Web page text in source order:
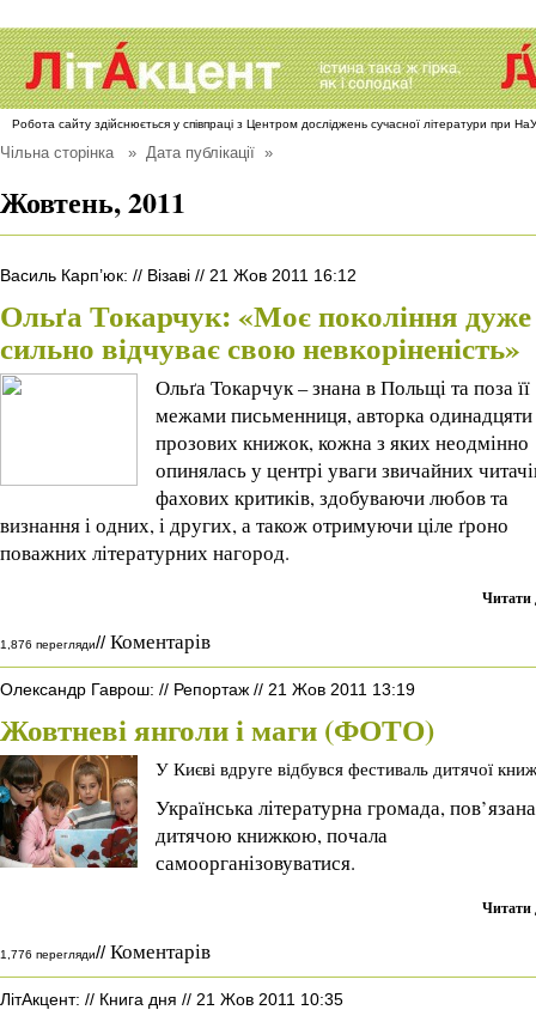
Робота сайту здійснюється у співпраці з Центром досліджень сучасної літератури при
Чільна сторінка» Дата публікації »
Жовтень, 2011
Василь Карп’юк: // Візаві // 21 Жов 2011 16:12
Ольґа Токарчук: «Моє покоління дуже
сильно відчуває свою невкоріненість»
Ольґа Токарчук – знана в Польщі та поза її
межами письменниця, авторка одинадцяти
прозових книжок, кожна з яких неодмінно
опинялась у центрі уваги звичайних
фахових критиків, здобуваючи любов та
визнання і одних, і других, а також отримуючи ціле ґроно
поважних літературних нагород.
Читати
1,876 перегляди// Коментарів
Олександр Гаврош: // Репортаж // 21 Жов 2011 13:19
Жовтневі янголи і маги (ФОТО)
У Києві вдруге відбувся фестиваль дитячої
Українська літературна громада,
дитячою книжкою, почала
самоорганізовуватися.
Читати
1,776 перегляди// Коментарів
ЛітАкцент: // Книга дня // 21 Жов 2011 10:35